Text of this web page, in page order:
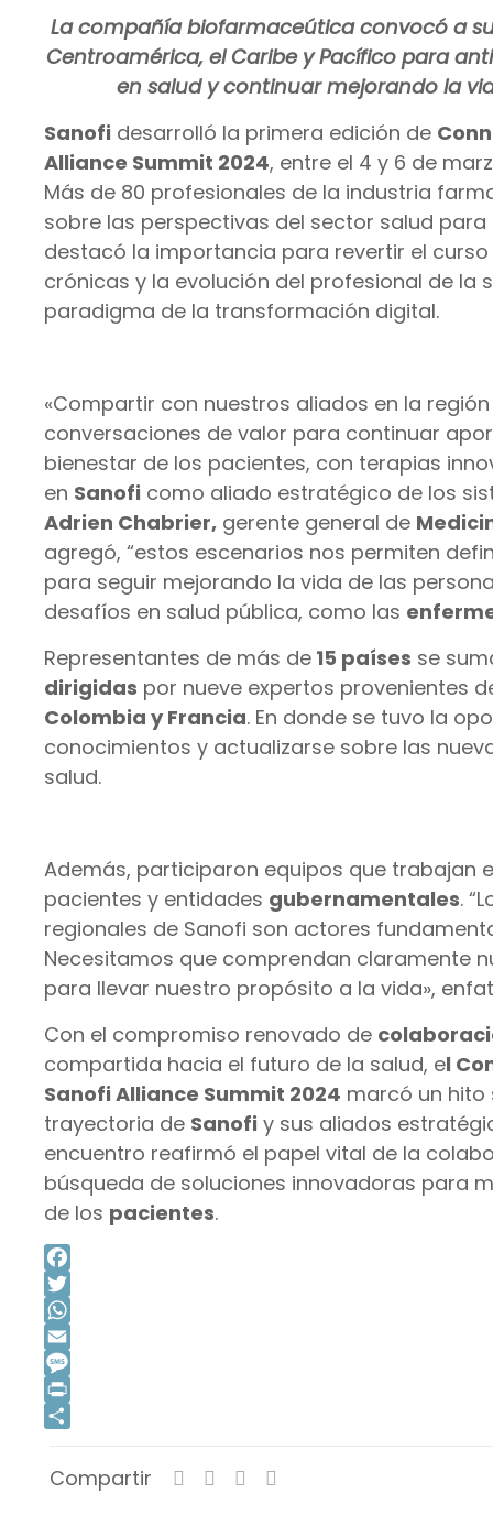
La compañía biofarmaceútica convocó a
Centroamérica, el Caribe y Pacífico para
en salud y continuar mejorando la
Sanofi desarrolló la primera edición de
Alliance Summit 2024, entre el 4 y 6 de
Más de 80 profesionales de la industria
sobre las perspectivas del sector salud para
destacó la importancia para revertir el
crónicas y la evolución del profesional de la
paradigma de la transformación digital.
«Compartir con nuestros aliados en la
conversaciones de valor para continuar
bienestar de los pacientes, con terapias
en Sanofi como aliado estratégico de los
Adrien Chabrier,gerente general de
agregó, “estos escenarios nos permiten
para seguir mejorando la vida de las
desafíos en salud pública, como las
Representantes de más de15 países se
dirigidas por nueve expertos provenientes
Colombia y Francia. En donde se tuvo la
conocimientos y actualizarse sobre las
salud.
Además, participaron equipos que trabajan
pacientes y entidades gubernamentales.
regionales de Sanofi son actores
Necesitamos que comprendan claramente
para llevar nuestro propósito a la vida»,
Con el compromiso renovado de
compartida hacia el futuro de la salud, el
Sanofi Alliance Summit 2024 marcó un hito
trayectoria de Sanofi y sus aliados
encuentro reafirmó el papel vital de la
búsqueda de soluciones innovadoras para
de los pacientes.
Facebook
Twitter
WhatsApp
Email
Message
Print
Compartir